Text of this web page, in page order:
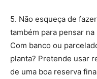
5. Não esqueça de
também para pensar
Com banco ou
planta? Pretende usar
de uma boa reserva